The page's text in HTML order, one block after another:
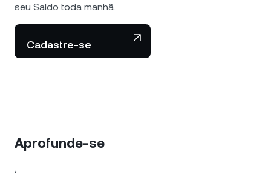
seu Saldo toda manhã.
Cadastre-se
Aprofunde-se
,